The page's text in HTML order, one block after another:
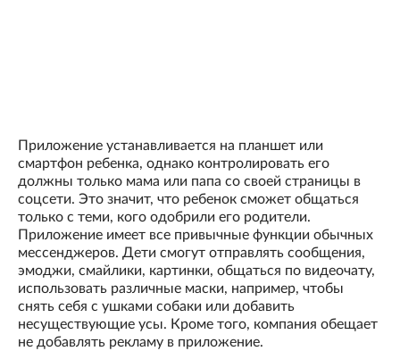
Приложение устанавливается на планшет или
смартфон ребенка, однако контролировать его
должны только мама или папа со своей страницы в
соцсети. Это значит, что ребенок сможет общаться
только с теми, кого одобрили его родители.
Приложение имеет все привычные функции обычных
мессенджеров. Дети смогут отправлять сообщения,
эмоджи, смайлики, картинки, общаться по видеочату,
использовать различные маски, например, чтобы
снять себя с ушками собаки или добавить
несуществующие усы. Кроме того, компания обещает
не добавлять рекламу в приложение.